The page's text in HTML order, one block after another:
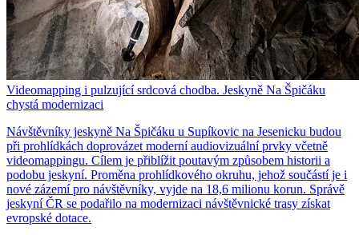
Videomapping i pulzující srdcová chodba. Jeskyně Na Špičáku
chystá modernizaci
Návštěvníky jeskyně Na Špičáku u Supíkovic na Jesenicku budou
při prohlídkách doprovázet moderní audiovizuální prvky včetně
videomappingu. Cílem je přiblížit poutavým způsobem historii a
podobu jeskyní. Proměna prohlídkového okruhu, jehož součástí je i
nové zázemí pro návštěvníky, vyjde na 18,6 milionu korun. Správě
jeskyní ČR se podařilo na modernizaci návštěvnické trasy získat
evropské dotace.